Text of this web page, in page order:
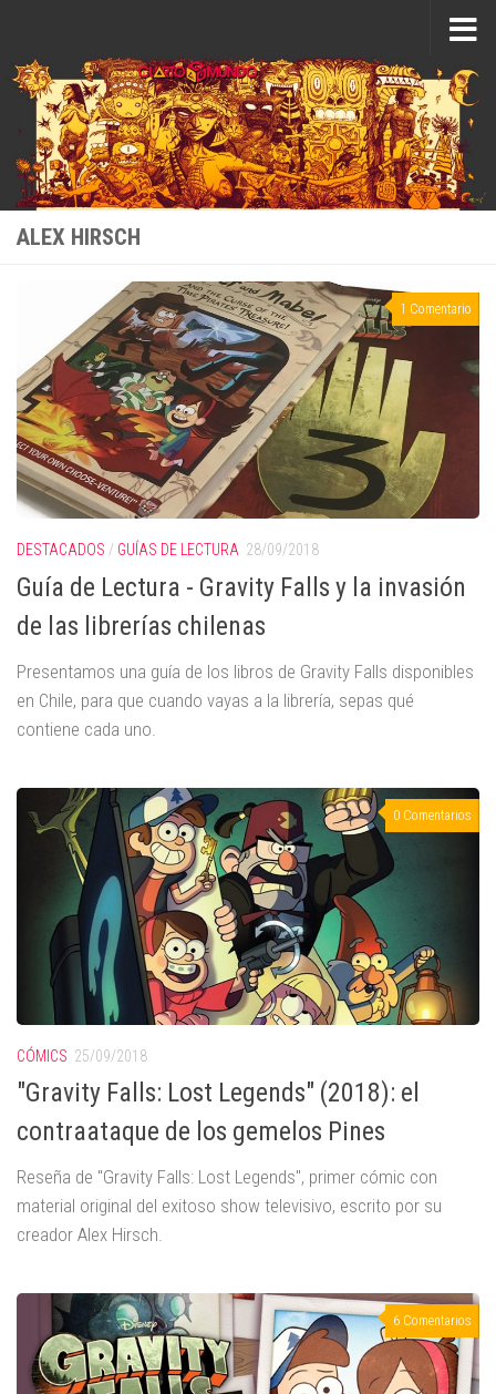
ALEX HIRSCH
1 Comentario
DESTACADOS / GUÍAS DE LECTURA 28/09/2018
Guía de Lectura - Gravity Falls y la invasión
de las librerías chilenas
Presentamos una guía de los libros de Gravity Falls disponibles
en Chile, para que cuando vayas a la librería, sepas qué
contiene cada uno.
0 Comentarios
CÓMICS 25/09/2018
"Gravity Falls: Lost Legends" (2018): el
contraataque de los gemelos Pines
Reseña de "Gravity Falls: Lost Legends", primer cómic con
material original del exitoso show televisivo, escrito por su
creador Alex Hirsch.
6 Comentarios